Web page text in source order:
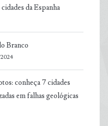
da Espanha
Branco
conheça 7 cidades
em falhas geológicas